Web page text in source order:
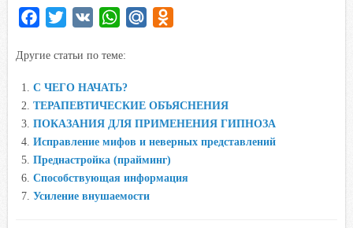
c
b
o
o
k
i
t
e
r
W
a
s
A
p
p
R
u
k
l
a
s
Другие статьи по теме:
С ЧЕГО НАЧАТЬ?
ТЕРАПЕВТИЧЕСКИЕ ОБЪЯСНЕНИЯ
ПОКАЗАНИЯ ДЛЯ ПРИМЕНЕНИЯ ГИПНОЗА
Исправление мифов и неверных представлений
Преднастройка (прайминг)
Способствующая информация
Усиление внушаемости